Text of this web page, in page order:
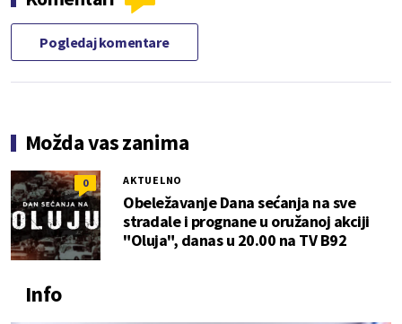
Pogledaj komentare
Možda vas zanima
0 AKTUELNO
Obeležavanje Dana sećanja na sve
stradale i prognane u oružanoj akciji
"Oluja", danas u 20.00 na TV B92
Info